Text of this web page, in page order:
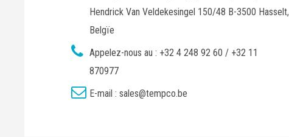
Hendrick Van Veldekesingel 150/48 B-3500 Hasselt,
Belgïe
Appelez-nous au : +32 4 248 92 60 / +32 11
870977
E-mail : sales@tempco.be